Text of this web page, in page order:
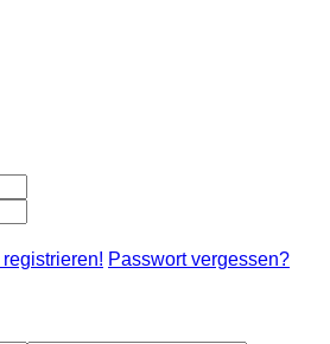
Passwort vergessen?